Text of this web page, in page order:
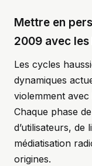
Mettre en
2009 avec
Les cycles
dynamiques
violemment
Chaque phase
d’utilisateurs, de
médiatisation
origines.